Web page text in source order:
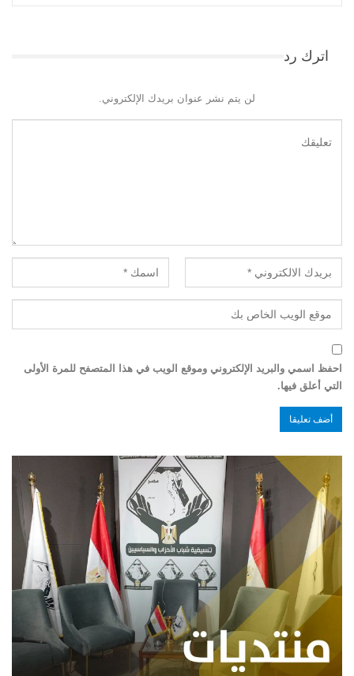
اترك رد
لن يتم نشر عنوان بريدك الإلكتروني.
احفظ اسمي والبريد الإلكتروني وموقع الويب في هذا المتصفح للمرة الأولى
التي أعلق فيها.